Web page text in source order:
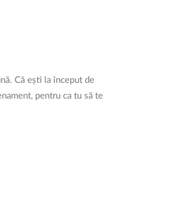
Că ești la început de
pentru ca tu să te